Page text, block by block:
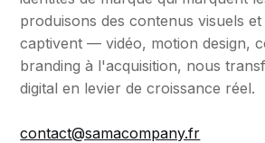
produisons des contenus visuels et
captivent — vidéo, motion design,
branding à l'acquisition, nous
digital en levier de croissance réel.
contact@samacompany.fr